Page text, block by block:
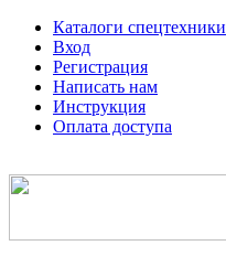
Каталоги спецтехники
Вход
Регистрация
Написать нам
Инструкция
Оплата доступа